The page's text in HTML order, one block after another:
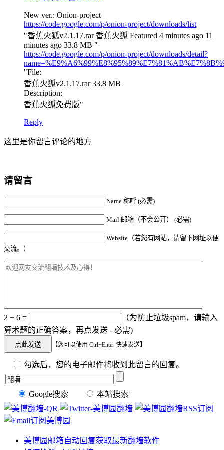
New ver.: Onion-project
https://code.google.com/p/onion-project/downloads/list
"香蕉火狐v2.1.17.rar 香蕉火狐 Featured 4 minutes ago 11
minutes ago 33.8 MB "
https://code.google.com/p/onion-project/downloads/detail?
"File:
香蕉火狐v2.1.17.rar 33.8 MB
Description:
香蕉火狐免费版"
Reply
这里是你留言评论的地方
请留言
Name 称呼 (必需)
Mail 邮箱（不会公开） (必需)
Website（若您有网站，请留下网址以便
交流。）
2 + 6 =
（为防止垃圾spam，请输入
算术题的正确答案，再点发送 - 必需)
【您可以使用 Ctrl+Enter 快速发送】
勾选后，您的电子邮件将收到此留言的回复。
Google搜索 本站搜索
美博园邮箱自动回复获取最新翻墙软件